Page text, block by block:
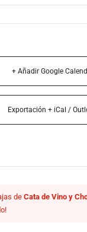
+ Añadir Google
Exportación + iCal /
deCata de Vino y